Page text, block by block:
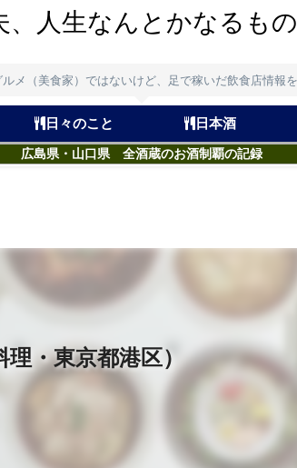
、人生なんとかなるもの
メ（美食家）ではないけど、足で稼いだ飲食店情報
日々のこと 日本酒
広島県・山口県 全酒蔵のお酒制覇の記録
理・東京都港区）